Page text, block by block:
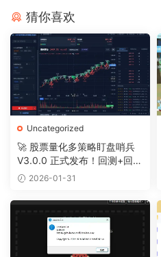
猜你喜欢
Uncategorized
🚀 股票量化多策略盯盘哨兵
V3.0.0 正式发布！回测+回放
+摸鱼全搞定
2026-01-31